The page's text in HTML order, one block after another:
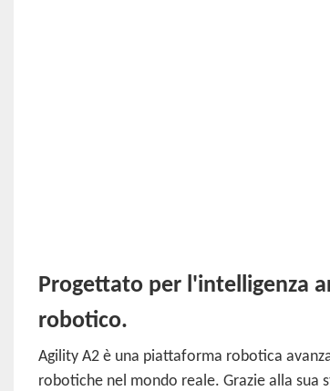
Progettato per l'intelligenza
robotico.
Agility A2 è una piattaforma robotica
robotiche nel mondo reale. Grazie alla